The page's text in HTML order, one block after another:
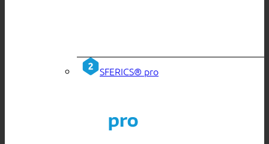
SFERICS® pro